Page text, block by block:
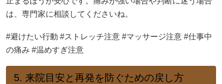
は、専門家に相談してくださいね。
#避けたい行動 #ストレッチ注意 #マッサージ注意 #仕事中
の痛み #温めすぎ注意
5. 来院目安と再発を防ぐための戻し方